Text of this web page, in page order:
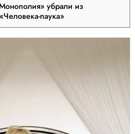
убрали из
паука»